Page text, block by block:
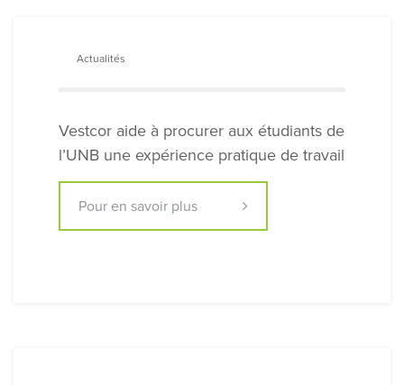
Actualités
Vestcor aide à procurer aux étudiants de
l’UNB une expérience pratique de travail
Pour en savoir plus